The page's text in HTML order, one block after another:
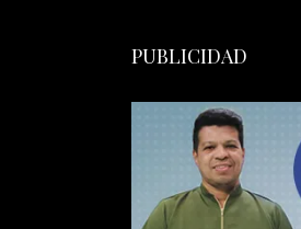
PUBLICIDAD